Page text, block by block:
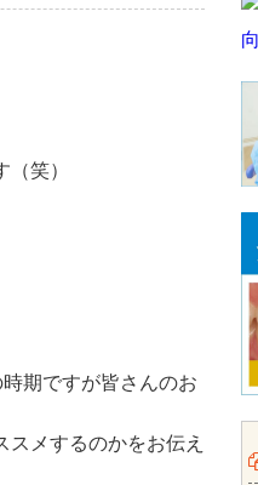
笑）
期ですが皆さんのお
スメするのかをお伝え